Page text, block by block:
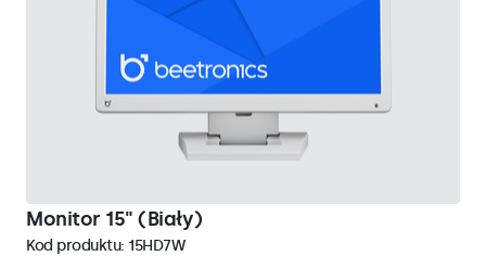
Monitor 15" (Biały)
Kod produktu: 15HD7W